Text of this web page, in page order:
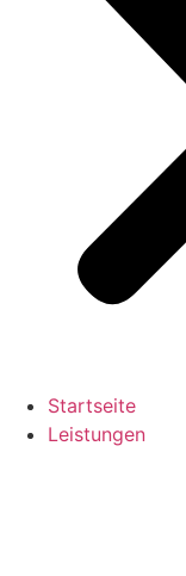
Startseite
Leistungen